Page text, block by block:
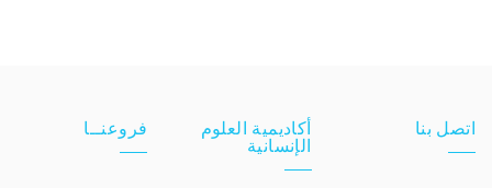
اتصل بنا
أكاديمية العلوم
الإنسانية
فروعنــا